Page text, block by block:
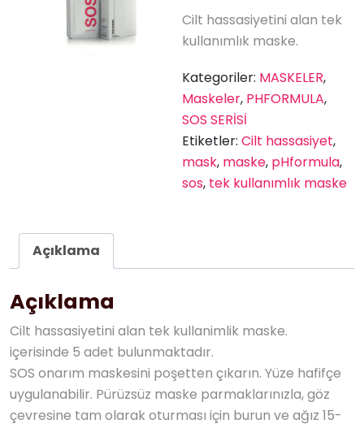
Cilt hassasiyetini alan tek
kullanımlık maske.
Kategoriler: MASKELER,
Maskeler, PHFORMULA,
SOS SERİSİ
Etiketler: Cilt hassasiyet,
mask, maske, pHformula,
sos, tek kullanımlık maske
Açıklama
Açıklama
Cilt hassasiyetini alan tek kullanimlik maske.
içerisinde 5 adet bulunmaktadır.
SOS onarım maskesini poşetten çıkarın. Yüze hafifçe
uygulanabilir. Pürüzsüz maske parmaklarınızla, göz
çevresine tam olarak oturması için burun ve ağız 15-